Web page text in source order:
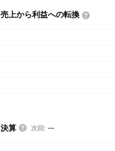
売上から利益への転換
決算 次回: —